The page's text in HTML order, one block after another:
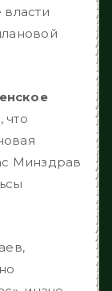
что
Минздрав